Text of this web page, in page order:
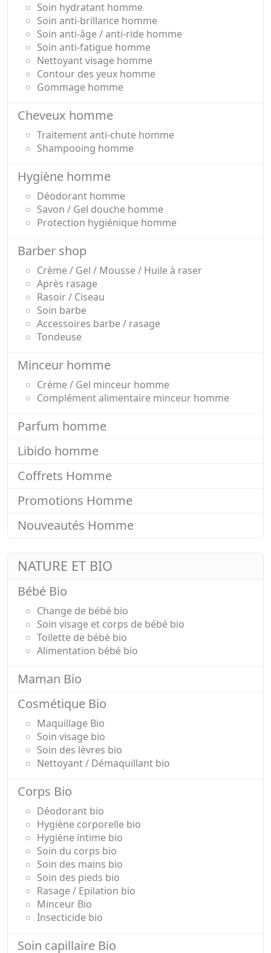
Soin hydratant homme
Soin anti-brillance homme
Soin anti-âge / anti-ride homme
Soin anti-fatigue homme
Nettoyant visage homme
Contour des yeux homme
Gommage homme
Cheveux homme
Traitement anti-chute homme
Shampooing homme
Hygiène homme
Déodorant homme
Savon / Gel douche homme
Protection hygiénique homme
Barber shop
Crème / Gel / Mousse / Huile à raser
Après rasage
Rasoir / Ciseau
Soin barbe
Accessoires barbe / rasage
Tondeuse
Minceur homme
Crème / Gel minceur homme
Complément alimentaire minceur homme
Parfum homme
Libido homme
Coffrets Homme
Promotions Homme
Nouveautés Homme
NATURE ET BIO
Bébé Bio
Change de bébé bio
Soin visage et corps de bébé bio
Toilette de bébé bio
Alimentation bébé bio
Maman Bio
Cosmétique Bio
Maquillage Bio
Soin visage bio
Soin des lèvres bio
Nettoyant / Démaquillant bio
Corps Bio
Déodorant bio
Hygiène corporelle bio
Hygiène intime bio
Soin du corps bio
Soin des mains bio
Soin des pieds bio
Rasage / Epilation bio
Minceur Bio
Insecticide bio
Soin capillaire Bio